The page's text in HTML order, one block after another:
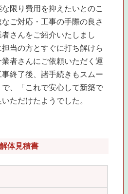
限り費用を抑えたいとのこ
ご対応・工事の手際の良さ
さんをご紹介いたしまし
当の方とすぐに打ち解けら
者さんにご依頼いただく運
終了後、諸手続きもスムー
、「これで安心して新築で
ただけたようでした。
解体見積書